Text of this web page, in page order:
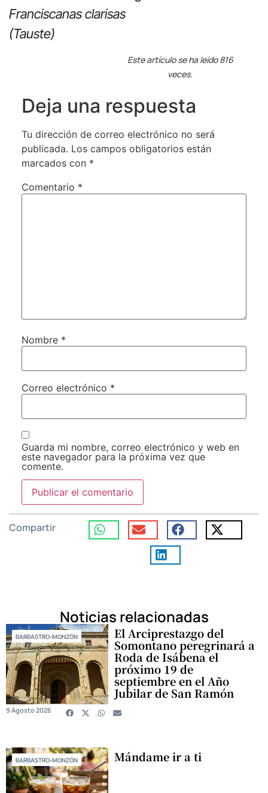
Franciscanas clarisas
(Tauste)
Este artículo se ha leído 816
veces.
Deja una respuesta
Tu dirección de correo electrónico no será
publicada. Los campos obligatorios están
marcados con *
Comentario *
Nombre *
Correo electrónico *
Guarda mi nombre, correo electrónico y web en
este navegador para la próxima vez que
comente.
Compartir
Noticias relacionadas
BARBASTRO-MONZÓN El Arciprestazgo del
Somontano peregrinará a
Roda de Isábena el
próximo 19 de
septiembre en el Año
Jubilar de San Ramón
9 Agosto 2026
BARBASTRO-MONZÓN Mándame ir a ti